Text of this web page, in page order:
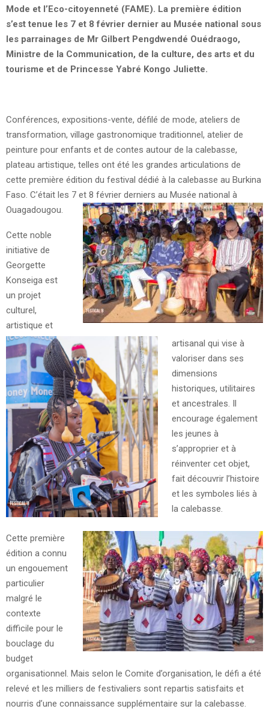
Mode et l’Eco-citoyenneté (FAME). La première édition
s’est tenue les 7 et 8 février dernier au Musée national sous
les parrainages de Mr Gilbert Pengdwendé Ouédraogo,
Ministre de la Communication, de la culture, des arts et du
tourisme et de Princesse Yabré Kongo Juliette.
Conférences, expositions-vente, défilé de mode, ateliers de
transformation, village gastronomique traditionnel, atelier de
peinture pour enfants et de contes autour de la calebasse,
plateau artistique, telles ont été les grandes articulations de
cette première édition du festival dédié à la calebasse au Burkina
Faso. C’était les 7 et 8 février derniers au Musée national à
Ouagadougou.
Cette noble
initiative de
Georgette
Konseiga est
un projet
culturel,
artistique et
artisanal qui vise à
valoriser dans ses
dimensions
historiques, utilitaires
et ancestrales. Il
encourage également
les jeunes à
s’approprier et à
réinventer cet objet,
fait découvrir l’histoire
et les symboles liés à
la calebasse.
Cette première
édition a connu
un engouement
particulier
malgré le
contexte
difficile pour le
bouclage du
budget
organisationnel. Mais selon le Comite d’organisation, le défi a été
relevé et les milliers de festivaliers sont repartis satisfaits et
nourris d’une connaissance supplémentaire sur la calebasse.